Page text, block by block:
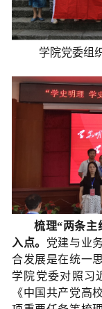
学院党委组
梳理“两条主
入点。 党建与业
合发展是在统一
学院党委对照习
《中国共产党高